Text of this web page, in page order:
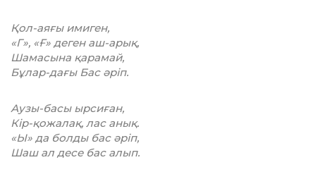
Қол-аяғы имиген,
«Г», «Ғ» деген аш-арық,
Шамасына қарамай,
Бұлар-дағы Бас әріп.
Аузы-басы ырсиған,
Кір-қожалақ, лас анық.
«Ы» да болды бас әріп,
Шаш ал десе бас алып.